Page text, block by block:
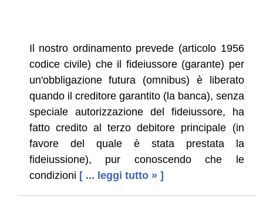
Il nostro ordinamento prevede (articolo 1956
codice civile) che il fideiussore (garante) per
un'obbligazione futura (omnibus) è liberato
quando il creditore garantito (la banca), senza
speciale autorizzazione del fideiussore, ha
fatto credito al terzo debitore principale (in
favore del quale è stata prestata la
fideiussione), pur conoscendo che le
condizioni [ ... leggi tutto » ]